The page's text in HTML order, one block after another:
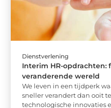
Dienstverlening
Interim HR-opdrachten:
veranderende wereld
We leven in een tijdperk
sneller verandert dan ooit
technologische innovaties